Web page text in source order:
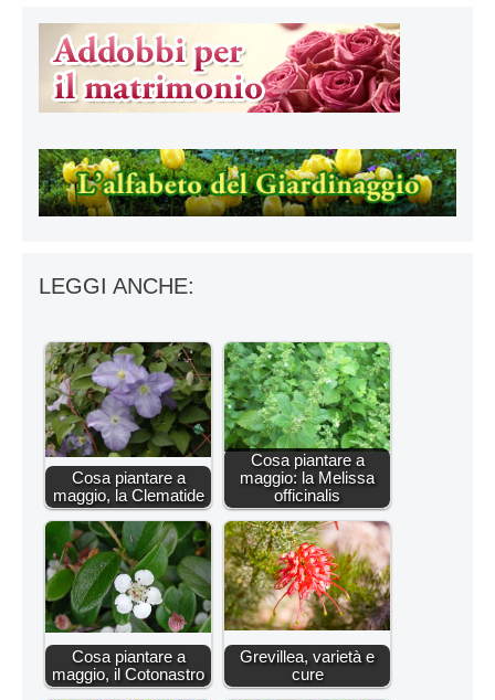
LEGGI ANCHE:
Cosa piantare a
maggio, la Clematide
Cosa piantare a
maggio: la Melissa
officinalis
Cosa piantare a
maggio, il Cotonastro
Grevillea, varietà e
cure